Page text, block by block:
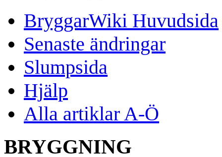
BryggarWiki Huvudsida
Senaste ändringar
Slumpsida
Hjälp
Alla artiklar A-Ö
BRYGGNING